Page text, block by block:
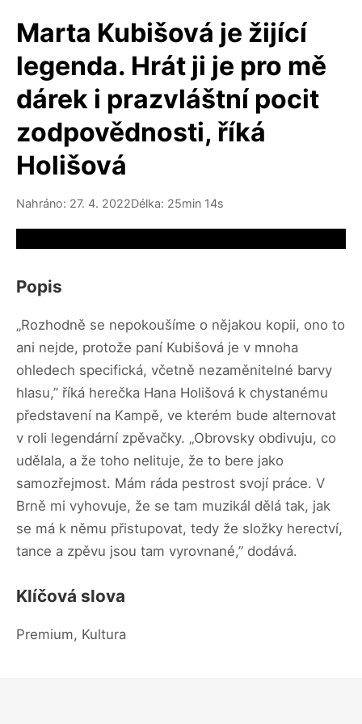
Marta Kubišová je žijící
legenda. Hrát ji je pro mě
dárek i prazvláštní pocit
zodpovědnosti, říká
Holišová
Nahráno: 27. 4. 2022Délka: 25min 14s
Popis
„Rozhodně se nepokoušíme o nějakou kopii, ono to
ani nejde, protože paní Kubišová je v mnoha
ohledech specifická, včetně nezaměnitelné barvy
hlasu,” říká herečka Hana Holišová k chystanému
představení na Kampě, ve kterém bude alternovat
v roli legendární zpěvačky. „Obrovsky obdivuju, co
udělala, a že toho nelituje, že to bere jako
samozřejmost. Mám ráda pestrost svojí práce. V
Brně mi vyhovuje, že se tam muzikál dělá tak, jak
se má k němu přistupovat, tedy že složky herectví,
tance a zpěvu jsou tam vyrovnané,” dodává.
Klíčová slova
Premium, Kultura